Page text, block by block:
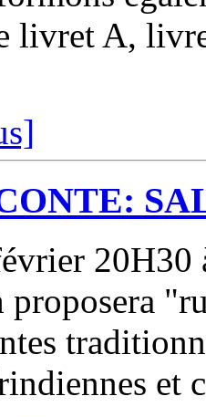
livret A,
20H30
proposera
et